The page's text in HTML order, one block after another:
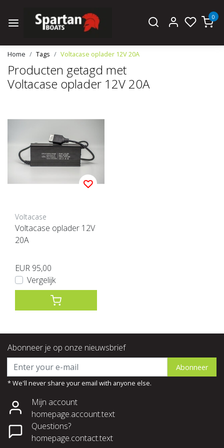
0
Home Tags Voltacase oplader 12V 20A
Producten getagd met
Voltacase oplader 12V 20A
Voltacase
Voltacase oplader 12V
20A
EUR 95,00
Vergelijk
Abonneer je op onze nieuwsbrief
Abonneer
* We'll never share your email with anyone else.
Mijn account
homepage.account.text
Questions?
homepage.contact.text